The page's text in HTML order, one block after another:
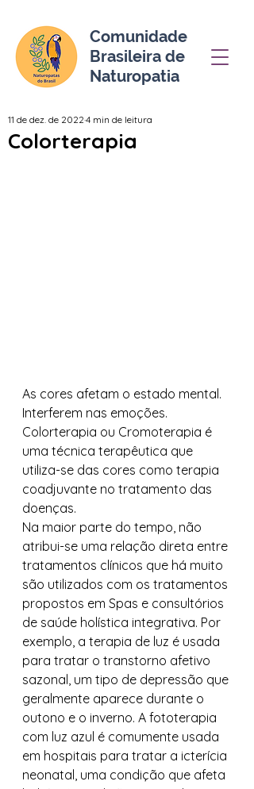
Comunidade
Brasileira de
Naturopatia
Colorterapia
11 de dez. de 2022 4 min de leitura
As cores afetam o estado mental.
Interferem nas emoções.
Colorterapia ou Cromoterapia é
uma técnica terapêutica que
utiliza-se das cores como terapia
coadjuvante no tratamento das
doenças.
Na maior parte do tempo, não
atribui-se uma relação direta entre
tratamentos clínicos que há muito
são utilizados com os tratamentos
propostos em Spas e consultórios
de saúde holística integrativa. Por
exemplo, a terapia de luz é usada
para tratar o transtorno afetivo
sazonal, um tipo de depressão que
geralmente aparece durante o
outono e o inverno. A fototerapia
com luz azul é comumente usada
em hospitais para tratar a icterícia
neonatal, uma condição que afeta